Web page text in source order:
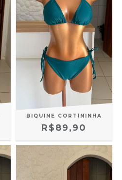
BIQUINE CORTININHA
R$89,90